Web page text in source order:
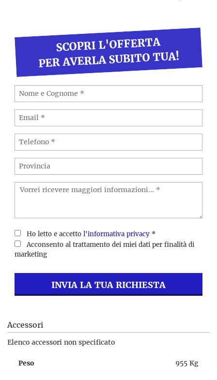
SCOPRI L'OFFERTA
PER AVERLA SUBITO TUA!
Ho letto e accetto l'informativa privacy *
Acconsento al trattamento dei miei dati per finalità di
marketing
INVIA LA TUA RICHIESTA
Accessori
Elenco accessori non specificato
Peso 955 Kg